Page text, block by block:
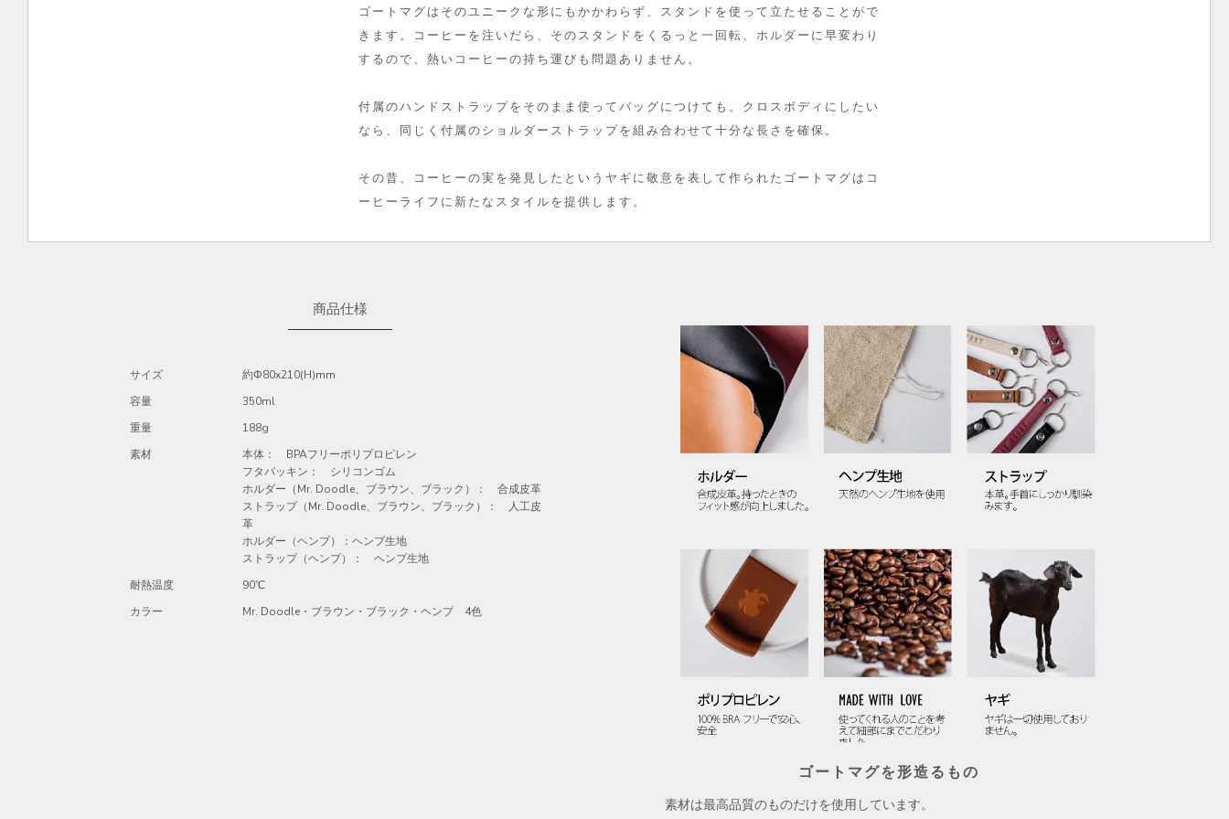
ゴートマグはそのユニークな形にもかかわらず、 スタンドを使って立たせることがで
きます。コーヒーを注いだら、そのスタンドをくるっと一回転、ホルダーに早変わり
するので、熱いコーヒーの持ち運びも問題ありません。
付属のハンドストラップをそのまま使ってバッグにつけても。クロスボディにしたい
なら、同じく付属のショルダーストラップを組み合わせて十分な長さを確保。
その昔、コーヒーの実を発見したというヤギに敬意を表して作られたゴートマグはコ
ーヒーライフに新たなスタイルを提供します。
商品仕様
サイズ
約Φ80x210(H)mm
容量
350ml
重量
188g
素材
本体： BPAフリーポリプロピレン
フタパッキン： シリコンゴム
ホルダー（Mr. Doodle、ブラウン、ブラック）： 合成皮革
ストラップ（Mr. Doodle、ブラウン、ブラック）： 人工皮
革
ホルダー（ヘンプ）：ヘンプ生地
ストラップ（ヘンプ）： ヘンプ生地
耐熱温度
90℃
カラー
Mr. Doodle・ブラウン・ブラック・ヘンプ 4色
ゴートマグを形造るもの
素材は最高品質のものだけを使用しています。